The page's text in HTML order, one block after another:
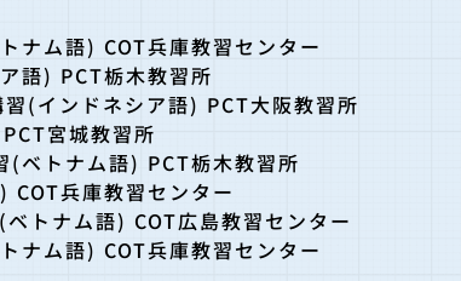
ナム語) COT兵庫教習センター
語) PCT栃木教習所
(インドネシア語) PCT大阪教習所
宮城教習所
ベトナム語) PCT栃木教習所
兵庫教習センター
トナム語) COT広島教習センター
ナム語) COT兵庫教習センター